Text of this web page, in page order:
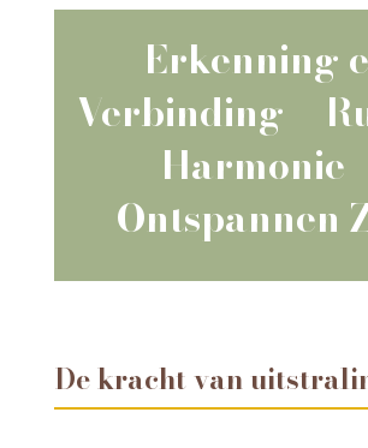
Erkenning
Verbinding =
Harmonie =
Ontspannen
De kracht van